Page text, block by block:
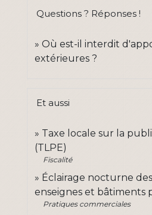
Questions ? Réponses !
Où est-il interdit
extérieures ?
Et aussi
Taxe locale sur la
(TLPE)
Fiscalité
Éclairage nocturne
enseignes et bâtiments
Pratiques commerciales